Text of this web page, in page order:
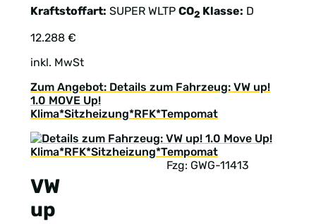
Kraftstoffart: SUPER WLTP CO2 Klasse: D
12.288 €
inkl. MwSt
Zum Angebot: Details zum Fahrzeug: VW up!
1.0 MOVE Up!
Klima*Sitzheizung*RFK*Tempomat
VW
up
Fzg: GWG-11413